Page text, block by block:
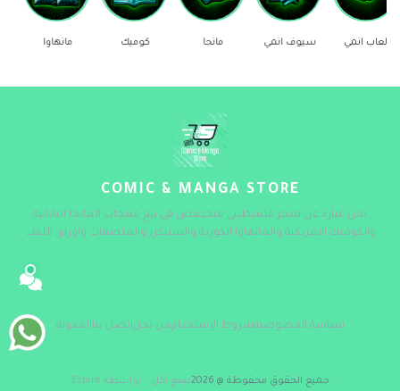
سيوف انمي مانجا كوميك مانهاوا ستيكرز
COMIC & MANGA STORE
نحن عبارة عن متجر فلسطيني متخصص في بيع منتجات المانجا اليابانية
والكوميك الامريكية والمانهاوا الكورية والستيكرز والملصقات وأوراق اللعب
سياسة الخصوصيةشروط الإستخداممن نحناتصل بناالمدونة
جميع الحقوق محفوظة @ 2026 صنع بكل بواسطة Estore